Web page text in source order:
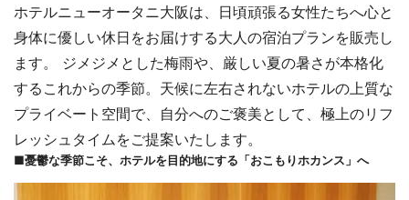
ホテルニューオータニ大阪は、日頃頑張る女性たちへ心と
身体に優しい休日をお届けする大人の宿泊プランを販売し
ます。 ジメジメとした梅雨や、厳しい夏の暑さが本格化
するこれからの季節。天候に左右されないホテルの上質な
プライベート空間で、自分へのご褒美として、極上のリフ
レッシュタイムをご提案いたします。
■憂鬱な季節こそ、ホテルを目的地にする「おこもりホカンス」へ